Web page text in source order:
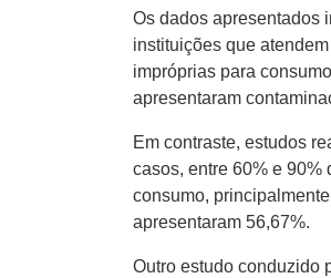
Os dados apresentados
instituições que
impróprias para
apresentaram
Em contraste, estudos
casos, entre 60% e 90%
consumo,
apresentaram 56,67%.
Outro estudo conduzido